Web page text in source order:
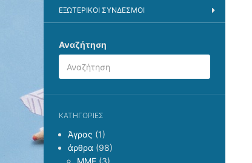
ΕΞΩΤΕΡΙΚΟΙ ΣΥΝΔΕΣΜΟΙ
Αναζήτηση
KΑΤΗΓΟΡΊΕΣ
Άγρας (1)
άρθρα (98)
ΜΜΕ (3)